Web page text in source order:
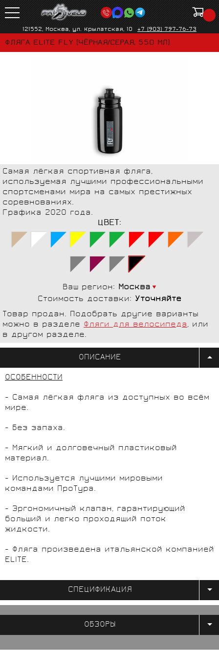
121552, Москва, ул. Крылатская, 10 +7 (903) 797-76-73
ФЛЯГА ELITE FLY (ЧЁРНАЯ/СЕРАЯ, 550 МЛ)
Самая лёгкая спортивная фляга,
используемая лучшими профессиональными
спортсменами мира на самых престижных
соревнованиях.
Графика 2020 года.
ЦВЕТ:
Ваш регион: Москва
Стоимость доставки: Уточняйте
Товар продан. Подобрать другие варианты
можно в разделе Фляги для велосипеда, или
в другом разделе.
ОПИСАНИЕ
ОСОБЕННОСТИ
- Самая лёгкая фляга из доступных во всём
мире.
- Без запаха.
- Мягкий и долговечный пластиковый
материал.
- Используется лучшими мировыми
командами ПроТура.
- Эргономичный клапан, гарантирующий
больший и легко проходящий поток
жидкости.
- Фляга произведена итальянской компанией
ELITE.
СПЕЦИФИКАЦИЯ
ОБЗОРЫ